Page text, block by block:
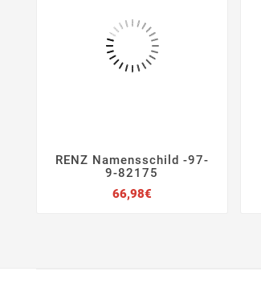
 
RENZ Namensschild -97-
9-82175
66,98€Preis